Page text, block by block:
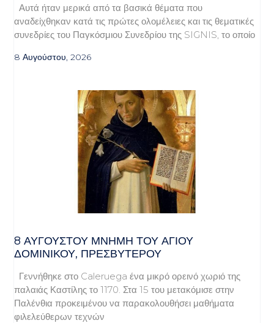
Αυτά ήταν μερικά από τα βασικά θέματα που
αναδείχθηκαν κατά τις πρώτες ολομέλειες και τις θεματικές
συνεδρίες του Παγκόσμιου Συνεδρίου της SIGNIS, το οποίο
8 Αυγούστου, 2026
8 ΑΥΓΟΥΣΤΟΥ ΜΝΗΜΗ ΤΟΥ ΑΓΙΟΥ
ΔΟΜΙΝΙΚΟΥ, ΠΡΕΣΒΥΤΕΡΟΥ
Γεννήθηκε στο Caleruega ένα μικρό ορεινό χωριό της
παλαιάς Καστίλης το 1170. Στα 15 του μετακόμισε στην
Παλένθια προκειμένου να παρακολουθήσει μαθήματα
φιλελεύθερων τεχνών